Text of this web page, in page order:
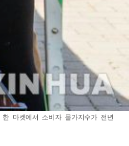
마켓에서 소비자 물가지수가 전년